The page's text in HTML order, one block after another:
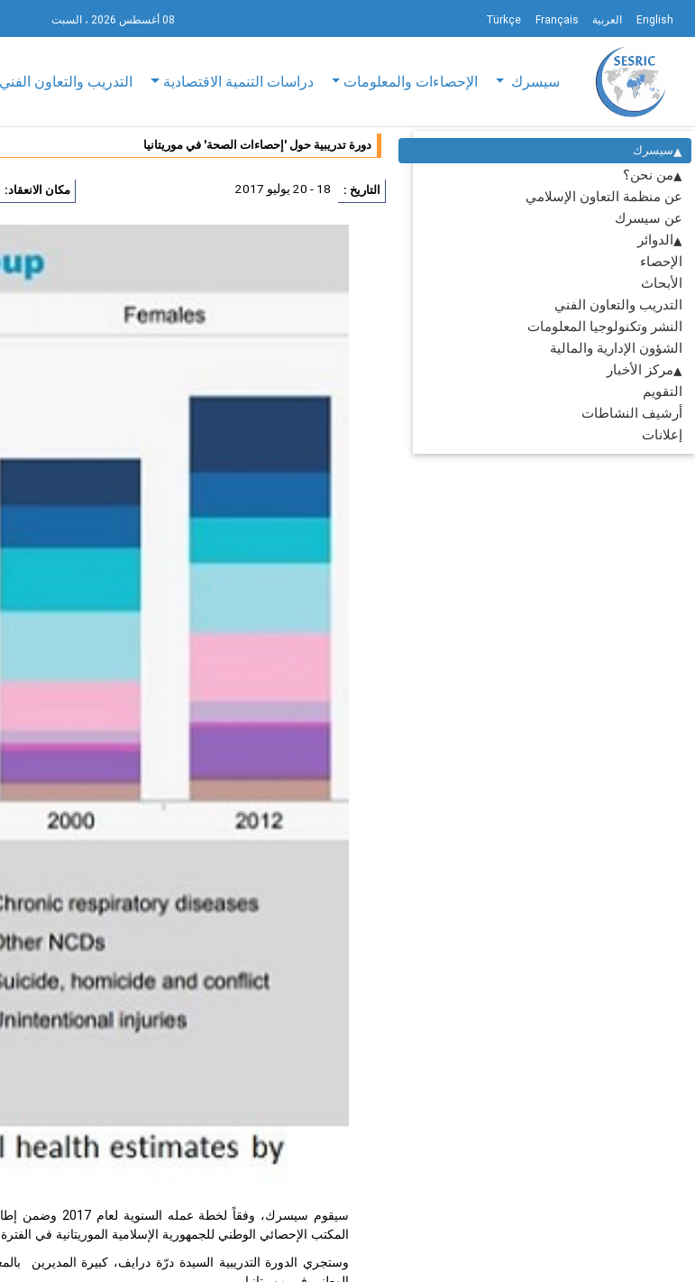
English العربية Français
Türkçe 08 أغسطس 2026 ، السبت
سيسرك الإحصاءات والمعلومات دراسات التنمية الاقتصادية التدريب والتعاون الفني
سيسرك
من نحن؟
عن منظمة التعاون الإسلامي
عن سيسرك
الدوائر
الإحصاء
الأبحاث
التدريب والتعاون الفني
النشر وتكنولوجيا المعلومات
الشؤون الإدارية والمالية
مركز الأخبار
التقويم
أرشيف النشاطات
إعلانات
دورة تدريبية حول 'إحصاءات الصحة' في موريتانيا
التاريخ : 18 - 20 يوليو 2017 مكان الانعقاد:
سيقوم سيسرك، وفقاً لخطة عمله السنوية لعام 2017 وضمن إطار برنامج بناء القدرات الإحصائية (
المكتب الإحصائي الوطني للجمهورية الإسلامية الموريتانية في الفترة ما بين 18-20
وستجري الدورة التدريبية السيدة درّة درايف، كبيرة المديرين